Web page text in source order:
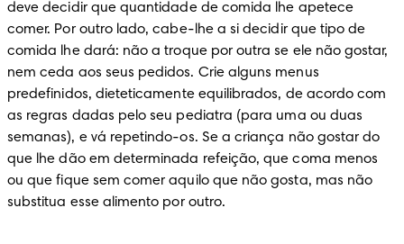
deve decidir que quantidade de comida lhe apetece
comer. Por outro lado, cabe-lhe a si decidir que tipo de
comida lhe dará: não a troque por outra se ele não gostar,
nem ceda aos seus pedidos. Crie alguns menus
predefinidos, dieteticamente equilibrados, de acordo com
as regras dadas pelo seu pediatra (para uma ou duas
semanas), e vá repetindo-os. Se a criança não gostar do
que lhe dão em determinada refeição, que coma menos
ou que fique sem comer aquilo que não gosta, mas não
substitua esse alimento por outro.